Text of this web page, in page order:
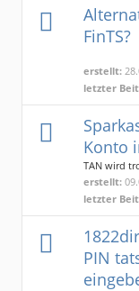
FinTS?
erstellt:
letzter
Konto
TAN wird
erstellt:
letzter
PIN